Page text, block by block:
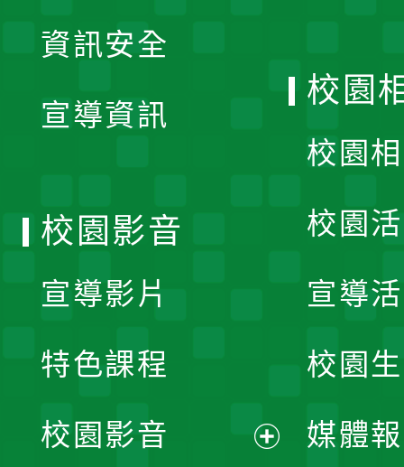
資訊安全
宣導資訊
校園
校園
校園
宣導
校園
媒體
校園影音
宣導影片
特色課程
校園影音